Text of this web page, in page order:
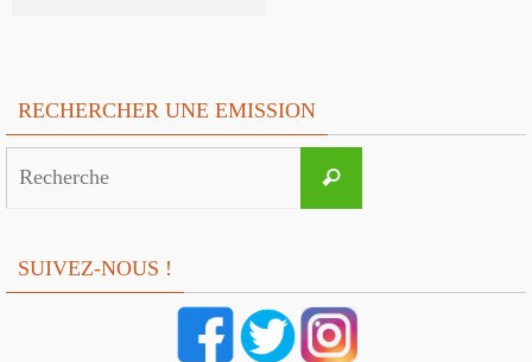
RECHERCHER UNE EMISSION
Recherche
SUIVEZ-NOUS !